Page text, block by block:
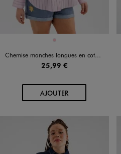
Disponible en 1 coloris
ROSE
Chemise manches longues en coton rayé femme
25,99 €
AJOUTERAU PANIER